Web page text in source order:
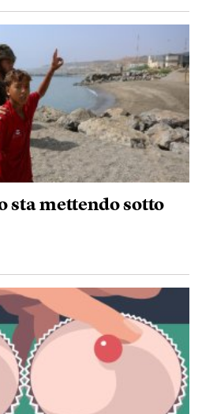
sta mettendo sotto